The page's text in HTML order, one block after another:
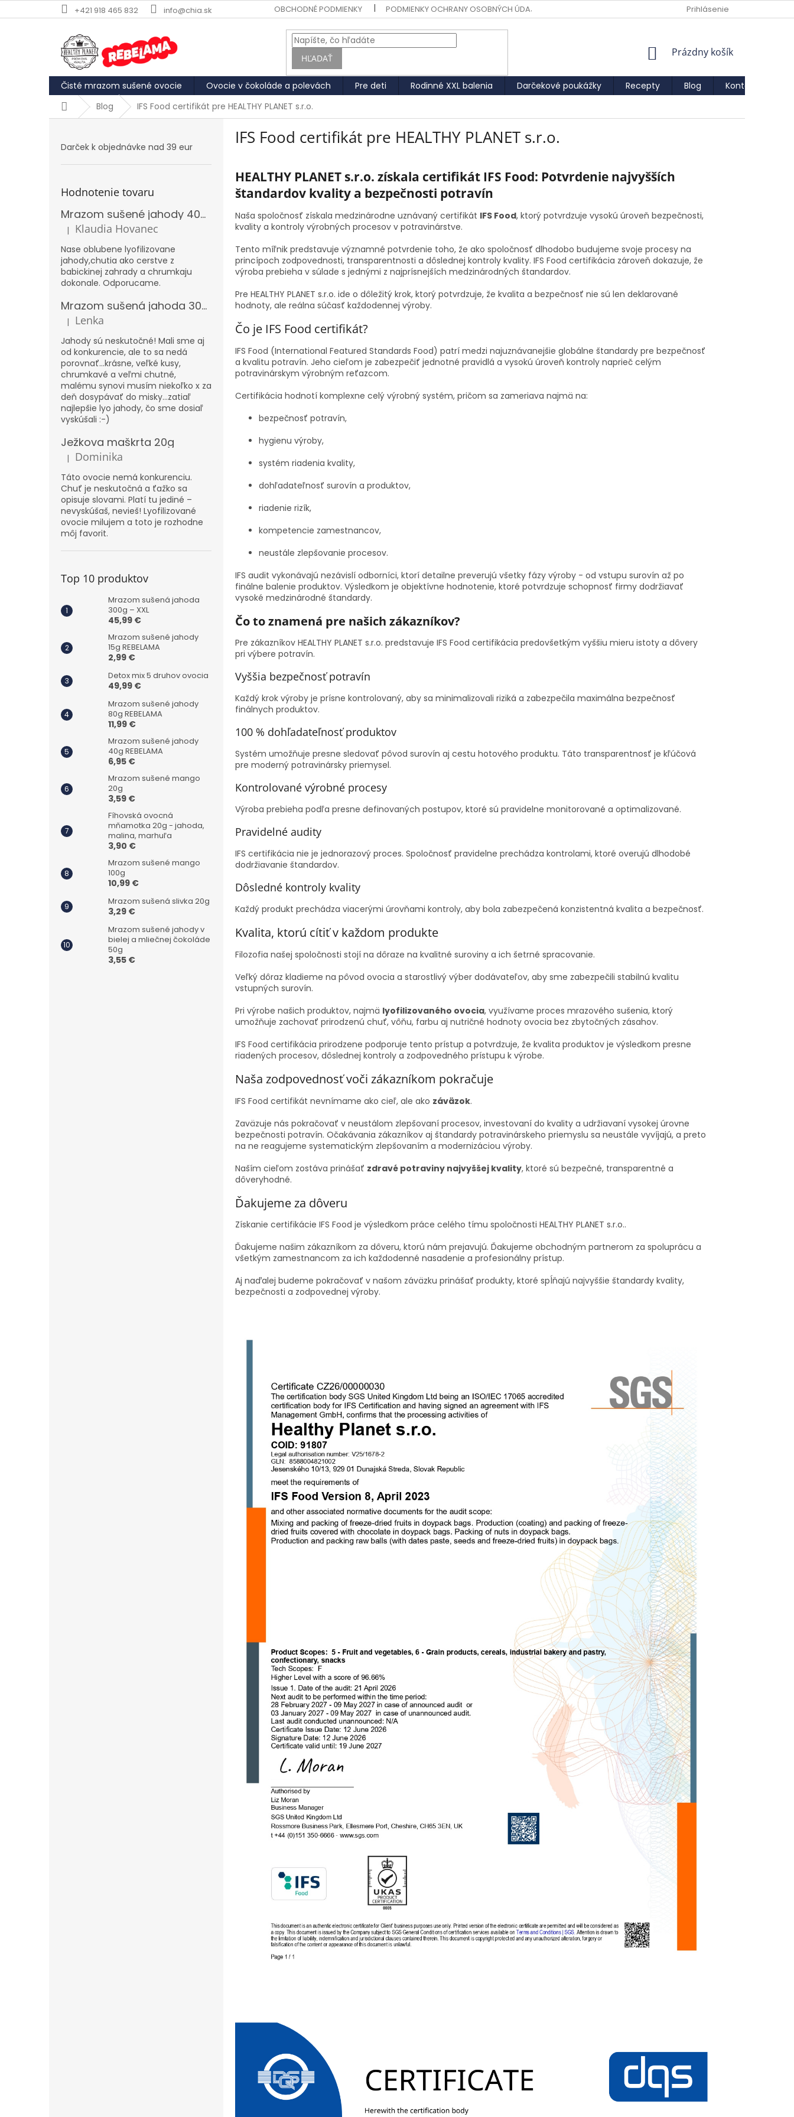
na
+421 918 465 832 info@chia.sk OBCHODNÉ PODMIENKY PODMIENKY OCHRANY OSOBNÝCH ÚDAJOV Prihlásenie
HĽADAŤ
NÁKUPNÝ
Prázdny košík
Čisté mrazom sušené ovocie Ovocie v čokoláde a polevách Pre deti Rodinné XXL balenia Darčekové poukážky Recepty Blog Kontakty
DomovBlog IFS Food certifikát pre HEALTHY PLANET s.r.o.
Darček k objednávke nad 39 eur
Hodnotenie tovaru
Mrazom sušené jahody 40g REBELAMA
Hodnotenie produktu je 5 z 5 hviezdičiek.
| Klaudia Hovanec
Nase oblubene lyofilizovane
jahody,chutia ako cerstve z
babickinej zahrady a chrumkaju
dokonale. Odporucame.
Mrazom sušená jahoda 300g – XXL
Hodnotenie produktu je 5 z 5 hviezdičiek.
| Lenka
Jahody sú neskutočné! Mali sme aj
od konkurencie, ale to sa nedá
porovnať...krásne, veľké kusy,
chrumkavé a veľmi chutné,
malému synovi musím niekoľko x za
deň dosypávať do misky...zatiaľ
najlepšie lyo jahody, čo sme dosiaľ
vyskúšali :-)
Ježkova maškrta 20g
Hodnotenie produktu je 5 z 5 hviezdičiek.
| Dominika
Táto ovocie nemá konkurenciu.
Chuť je neskutočná a ťažko sa
opisuje slovami. Platí tu jediné –
nevyskúšaš, nevieš! Lyofilizované
ovocie milujem a toto je rozhodne
môj favorit.
Top 10 produktov
Mrazom sušená jahoda
300g – XXL
45,99 €
Mrazom sušené jahody
15g REBELAMA
2,99 €
Detox mix 5 druhov ovocia
49,99 €
Mrazom sušené jahody
80g REBELAMA
11,99 €
Mrazom sušené jahody
40g REBELAMA
6,95 €
Mrazom sušené mango
20g
3,59 €
Fíhovská ovocná
mňamotka 20g - jahoda,
malina, marhuľa
3,90 €
Mrazom sušené mango
100g
10,99 €
Mrazom sušená slivka 20g
3,29 €
Mrazom sušené jahody v
bielej a mliečnej čokoláde
50g
3,55 €
IFS Food certifikát pre HEALTHY PLANET s.r.o.
HEALTHY PLANET s.r.o. získala certifikát IFS Food: Potvrdenie najvyšších
štandardov kvality a bezpečnosti potravín
Naša spoločnosť získala medzinárodne uznávaný certifikát IFS Food, ktorý potvrdzuje vysokú úroveň bezpečnosti,
kvality a kontroly výrobných procesov v potravinárstve.
Tento míľnik predstavuje významné potvrdenie toho, že ako spoločnosť dlhodobo budujeme svoje procesy na
princípoch zodpovednosti, transparentnosti a dôslednej kontroly kvality. IFS Food certifikácia zároveň dokazuje, že
výroba prebieha v súlade s jednými z najprísnejších medzinárodných štandardov.
Pre HEALTHY PLANET s.r.o. ide o dôležitý krok, ktorý potvrdzuje, že kvalita a bezpečnosť nie sú len deklarované
hodnoty, ale reálna súčasť každodennej výroby.
Čo je IFS Food certifikát?
IFS Food (International Featured Standards Food) patrí medzi najuznávanejšie globálne štandardy pre bezpečnosť
a kvalitu potravín. Jeho cieľom je zabezpečiť jednotné pravidlá a vysokú úroveň kontroly naprieč celým
potravinárskym výrobným reťazcom.
Certifikácia hodnotí komplexne celý výrobný systém, pričom sa zameriava najmä na:
bezpečnosť potravín,
hygienu výroby,
systém riadenia kvality,
dohľadateľnosť surovín a produktov,
riadenie rizík,
kompetencie zamestnancov,
neustále zlepšovanie procesov.
IFS audit vykonávajú nezávislí odborníci, ktorí detailne preverujú všetky fázy výroby - od vstupu surovín až po
finálne balenie produktov. Výsledkom je objektívne hodnotenie, ktoré potvrdzuje schopnosť firmy dodržiavať
vysoké medzinárodné štandardy.
Čo to znamená pre našich zákazníkov?
Pre zákazníkov HEALTHY PLANET s.r.o. predstavuje IFS Food certifikácia predovšetkým vyššiu mieru istoty a dôvery
pri výbere potravín.
Vyššia bezpečnosť potravín
Každý krok výroby je prísne kontrolovaný, aby sa minimalizovali riziká a zabezpečila maximálna bezpečnosť
finálnych produktov.
100 % dohľadateľnosť produktov
Systém umožňuje presne sledovať pôvod surovín aj cestu hotového produktu. Táto transparentnosť je kľúčová
pre moderný potravinársky priemysel.
Kontrolované výrobné procesy
Výroba prebieha podľa presne definovaných postupov, ktoré sú pravidelne monitorované a optimalizované.
Pravidelné audity
IFS certifikácia nie je jednorazový proces. Spoločnosť pravidelne prechádza kontrolami, ktoré overujú dlhodobé
dodržiavanie štandardov.
Dôsledné kontroly kvality
Každý produkt prechádza viacerými úrovňami kontroly, aby bola zabezpečená konzistentná kvalita a bezpečnosť.
Kvalita, ktorú cítiť v každom produkte
Filozofia našej spoločnosti stojí na dôraze na kvalitné suroviny a ich šetrné spracovanie.
Veľký dôraz kladieme na pôvod ovocia a starostlivý výber dodávateľov, aby sme zabezpečili stabilnú kvalitu
vstupných surovín.
Pri výrobe našich produktov, najmä lyofilizovaného ovocia, využívame proces mrazového sušenia, ktorý
umožňuje zachovať prirodzenú chuť, vôňu, farbu aj nutričné hodnoty ovocia bez zbytočných zásahov.
IFS Food certifikácia prirodzene podporuje tento prístup a potvrdzuje, že kvalita produktov je výsledkom presne
riadených procesov, dôslednej kontroly a zodpovedného prístupu k výrobe.
Naša zodpovednosť voči zákazníkom pokračuje
IFS Food certifikát nevnímame ako cieľ, ale ako záväzok.
Zaväzuje nás pokračovať v neustálom zlepšovaní procesov, investovaní do kvality a udržiavaní vysokej úrovne
bezpečnosti potravín. Očakávania zákazníkov aj štandardy potravinárskeho priemyslu sa neustále vyvíjajú, a preto
na ne reagujeme systematickým zlepšovaním a modernizáciou výroby.
Naším cieľom zostáva prinášať zdravé potraviny najvyššej kvality, ktoré sú bezpečné, transparentné a
dôveryhodné.
Ďakujeme za dôveru
Získanie certifikácie IFS Food je výsledkom práce celého tímu spoločnosti HEALTHY PLANET s.r.o..
Ďakujeme našim zákazníkom za dôveru, ktorú nám prejavujú. Ďakujeme obchodným partnerom za spoluprácu a
všetkým zamestnancom za ich každodenné nasadenie a profesionálny prístup.
Aj naďalej budeme pokračovať v našom záväzku prinášať produkty, ktoré spĺňajú najvyššie štandardy kvality,
bezpečnosti a zodpovednej výroby.